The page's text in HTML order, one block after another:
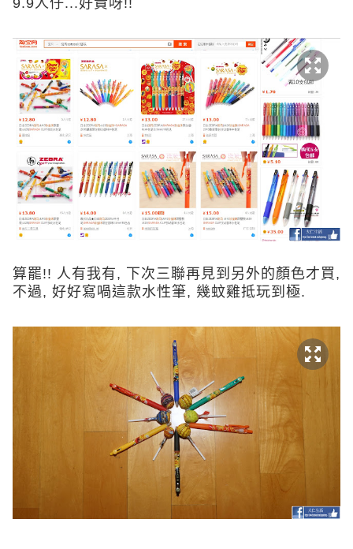
算罷!! 人有我有, 下次三聯再見到另外的顏色才買,
不過, 好好寫喎這款水性筆, 幾蚊雞抵玩到極.